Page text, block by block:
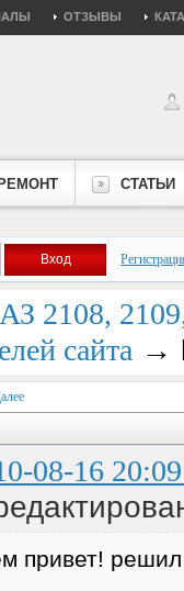
ОТЗЫВЫ
РЕМОНТ СТАТЬИ
2108,
сайта →
08-16
привет!